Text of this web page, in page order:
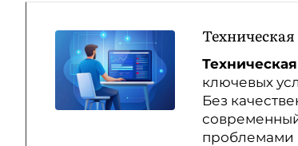
ключевых
Без
проблемами